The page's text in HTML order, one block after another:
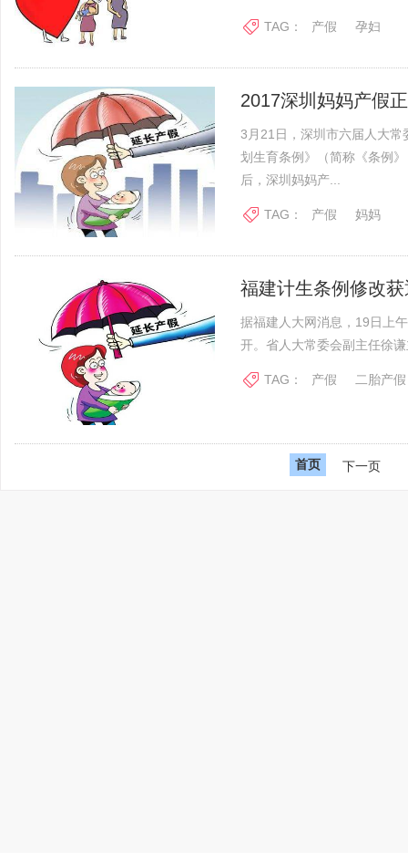
TAG： 产假 孕妇
2017深圳妈妈产假
3月21日，深圳市六届人大
划生育条例》（简称《条例
后，深圳妈妈产...
TAG： 产假 妈妈
福建计生条例修改
据福建人大网消息，19日上
开。省人大常委会副主任徐
TAG： 产假 二胎产假
首页 下一页